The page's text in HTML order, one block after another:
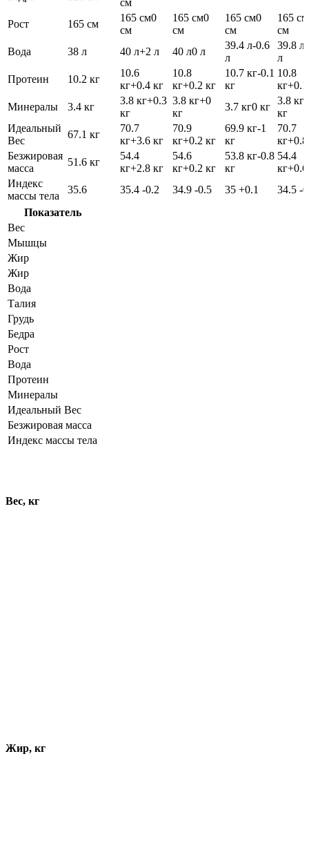
см
Рост 165 см
165 см0
см
165 см0
см
165 см0
см
165 см
см
Вода
38 л 40 л+2 л 40 л0 л
39.4 л-0.6
л
39.8 л
л
Протеин
10.2 кг
10.6
кг+0.4 кг
10.8
кг+0.2 кг
10.7 кг-0.1
кг
10.8
кг
Минералы
3.4 кг
3.8 кг+0.3
кг
3.8 кг+0
кг
3.7 кг0 кг
3.8 кг
кг
Идеальный
Вес
67.1 кг
70.7
кг+3.6 кг
70.9
кг+0.2 кг
69.9 кг-1
кг
70.7
кг
Безжировая
масса
51.6 кг
54.4
кг+2.8 кг
54.6
кг+0.2 кг
53.8 кг-0.8
кг
54.4
кг
Индекс
массы тела
35.6 35.4 -0.2 34.9 -0.5 35 +0.1 34.5 -
Показатель
Вес
Мышцы
Жир
Жир
Вода
Талия
Грудь
Бедра
Рост
Вода
Протеин
Минералы
Идеальный Вес
Безжировая масса
Индекс массы тела
Вес, кг
Жир, кг